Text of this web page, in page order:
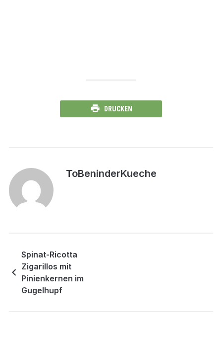
DRUCKEN
ToBeninderKueche
Spinat-Ricotta
Zigarillos mit
Pinienkernen im
Gugelhupf